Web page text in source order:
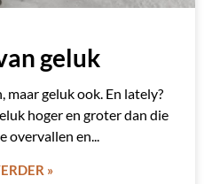
geluk
geluk ook. En lately?
hoger en groter dan die
overvallen en
»